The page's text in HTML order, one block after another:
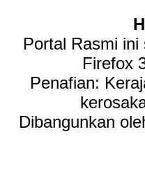
Portal Rasmi
Firefox
Penafian:
Dibangunkan